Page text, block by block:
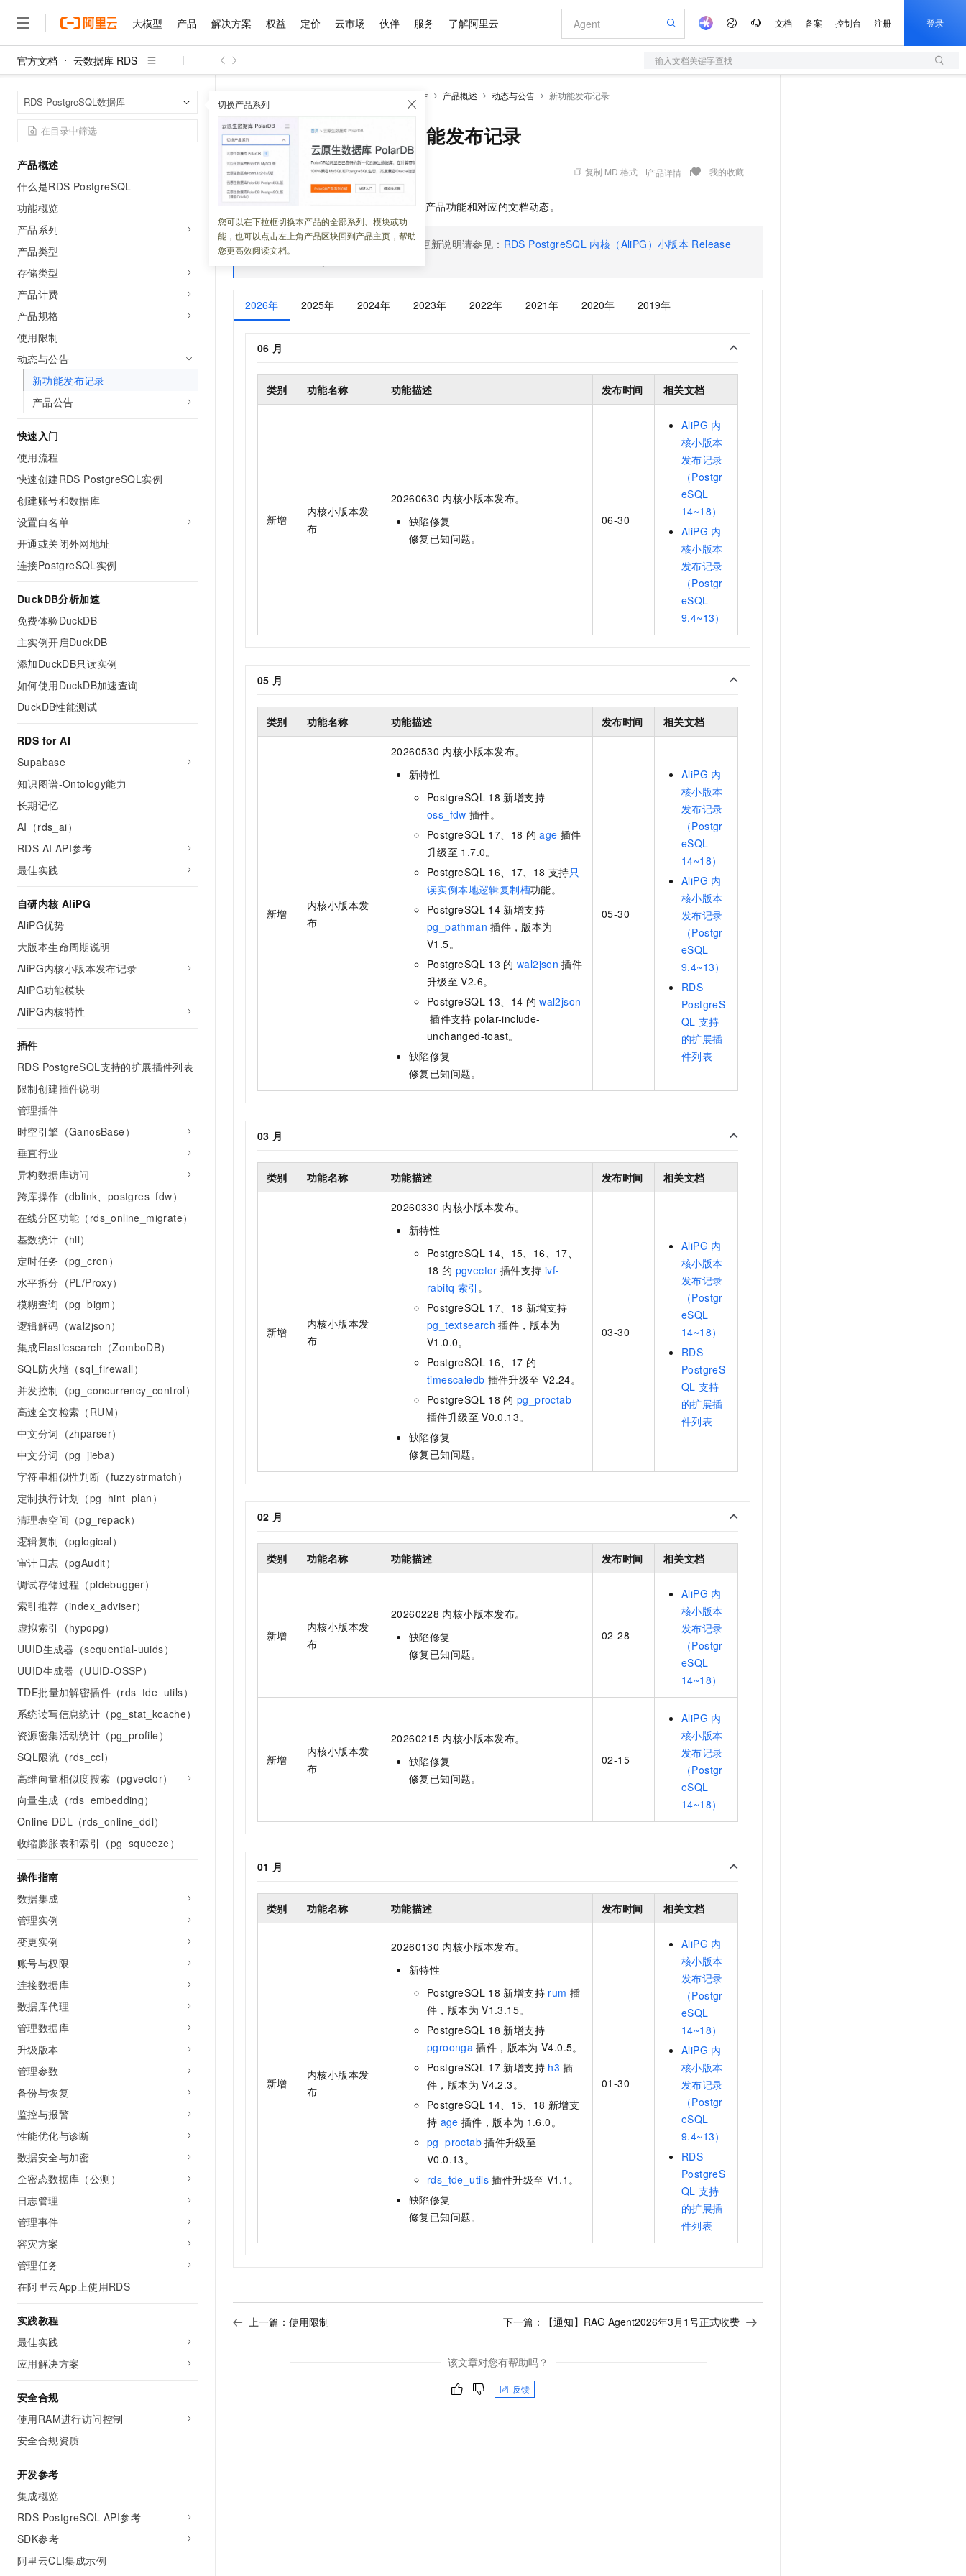
大模型 产品 解决方案 权益 定价 云市场 伙伴 服务 了解阿里云 文档 备案 控制台 注册 登录
官方文档 云数据库 RDS 输入文档关键字查找
RDS PostgreSQL数据库 切换产品系列
您可以在下拉框切换本产品的全部系列、模块或功
能，也可以点击左上角产品区块回到产品主页，帮助
您更高效阅读文档。
产品概述
什么是RDS PostgreSQL
功能概览
产品系列
产品类型
存储类型
产品计费
产品规格
使用限制
动态与公告
新功能发布记录
产品公告
快速入门
使用流程
快速创建RDS PostgreSQL实例
创建账号和数据库
设置白名单
开通或关闭外网地址
连接PostgreSQL实例
DuckDB分析加速
免费体验DuckDB
主实例开启DuckDB
添加DuckDB只读实例
如何使用DuckDB加速查询
DuckDB性能测试
RDS for AI
Supabase
知识图谱-Ontology能力
长期记忆
AI（rds_ai）
RDS AI API参考
最佳实践
自研内核 AliPG
AliPG优势
大版本生命周期说明
AliPG内核小版本发布记录
AliPG功能模块
AliPG内核特性
插件
RDS PostgreSQL支持的扩展插件列表
限制创建插件说明
管理插件
时空引擎（GanosBase）
垂直行业
异构数据库访问
跨库操作（dblink、postgres_fdw）
在线分区功能（rds_online_migrate）
基数统计（hll）
定时任务（pg_cron）
水平拆分（PL/Proxy）
模糊查询（pg_bigm）
逻辑解码（wal2json）
集成Elasticsearch（ZomboDB）
SQL防火墙（sql_firewall）
并发控制（pg_concurrency_control）
高速全文检索（RUM）
中文分词（zhparser）
中文分词（pg_jieba）
字符串相似性判断（fuzzystrmatch）
定制执行计划（pg_hint_plan）
清理表空间（pg_repack）
逻辑复制（pglogical）
审计日志（pgAudit）
调试存储过程（pldebugger）
索引推荐（index_adviser）
虚拟索引（hypopg）
UUID生成器（sequential-uuids）
UUID生成器（UUID-OSSP）
TDE批量加解密插件（rds_tde_utils）
系统读写信息统计（pg_stat_kcache）
资源密集活动统计（pg_profile）
SQL限流（rds_ccl）
高维向量相似度搜索（pgvector）
向量生成（rds_embedding）
Online DDL（rds_online_ddl）
收缩膨胀表和索引（pg_squeeze）
操作指南
数据集成
管理实例
变更实例
账号与权限
连接数据库
数据库代理
管理数据库
升级版本
管理参数
备份与恢复
监控与报警
性能优化与诊断
数据安全与加密
全密态数据库（公测）
日志管理
管理事件
容灾方案
管理任务
在阿里云App上使用RDS
实践教程
最佳实践
应用解决方案
安全合规
使用RAM进行访问控制
安全合规资质
开发参考
集成概览
RDS PostgreSQL API参考
SDK参考
阿里云CLI集成示例
RDS PostgreSQL数据库 产品概述 动态与公告 新功能发布记录
RDS PostgreSQL新功能发布记录
更新时间： 2026-07-10 05:54:42 复制 MD 格式 产品详情 我的收藏
的产品功能和对应的文档动态。
说明 RDS PostgreSQL 内核版本更新说明请参见： RDS PostgreSQL 内核（AliPG）小版本 Release
2026年 2025年 2024年 2023年 2022年 2021年 2020年 2019年
06 月
类别 功能名称 功能描述 发布时间 相关文档
新增
内核小版本发
布
20260630 内核小版本发布。
缺陷修复
修复已知问题。
06-30
AliPG 内
核小版本
发布记录
（Postgr
eSQL
14~18）
AliPG 内
核小版本
发布记录
（Postgr
eSQL
9.4~13）
05 月
类别 功能名称 功能描述 发布时间 相关文档
新增
内核小版本发
布
20260530 内核小版本发布。
新特性
PostgreSQL 18 新增支持
oss_fdw 插件。
PostgreSQL 17、18 的 age 插件
升级至 1.7.0。
PostgreSQL 16、17、18 支持只
读实例本地逻辑复制槽功能。
PostgreSQL 14 新增支持
pg_pathman 插件，版本为
V1.5。
PostgreSQL 13 的 wal2json 插件
升级至 V2.6。
PostgreSQL 13、14 的 wal2json
插件支持 polar-include-
unchanged-toast。
缺陷修复
修复已知问题。
05-30
AliPG 内
核小版本
发布记录
（Postgr
eSQL
14~18）
AliPG 内
核小版本
发布记录
（Postgr
eSQL
9.4~13）
RDS
PostgreS
QL 支持
的扩展插
件列表
03 月
类别 功能名称 功能描述 发布时间 相关文档
新增
内核小版本发
布
20260330 内核小版本发布。
新特性
PostgreSQL 14、15、16、17、
18 的 pgvector 插件支持 ivf-
rabitq 索引 。
PostgreSQL 17、18 新增支持
pg_textsearch 插件，版本为
V1.0.0。
PostgreSQL 16、17 的
timescaledb 插件升级至 V2.24。
PostgreSQL 18 的 pg_proctab
插件升级至 V0.0.13。
缺陷修复
修复已知问题。
03-30
AliPG 内
核小版本
发布记录
（Postgr
eSQL
14~18）
RDS
PostgreS
QL 支持
的扩展插
件列表
02 月
类别 功能名称 功能描述 发布时间 相关文档
新增
内核小版本发
布
20260228 内核小版本发布。
缺陷修复
修复已知问题。
02-28
AliPG 内
核小版本
发布记录
（Postgr
eSQL
14~18）
新增
内核小版本发
布
20260215 内核小版本发布。
缺陷修复
修复已知问题。
02-15
AliPG 内
核小版本
发布记录
（Postgr
eSQL
14~18）
01 月
类别 功能名称 功能描述 发布时间 相关文档
新增
内核小版本发
布
20260130 内核小版本发布。
新特性
PostgreSQL 18 新增支持 rum 插
件，版本为 V1.3.15。
PostgreSQL 18 新增支持
pgroonga 插件，版本为 V4.0.5。
PostgreSQL 17 新增支持 h3 插
件，版本为 V4.2.3。
PostgreSQL 14、15、18 新增支
持 age 插件，版本为 1.6.0。
pg_proctab 插件升级至
V0.0.13。
rds_tde_utils 插件升级至 V1.1。
缺陷修复
修复已知问题。
01-30
AliPG 内
核小版本
发布记录
（Postgr
eSQL
14~18）
AliPG 内
核小版本
发布记录
（Postgr
eSQL
9.4~13）
RDS
PostgreS
QL 支持
的扩展插
件列表
上一篇： 使用限制 下一篇： 【通知】RAG Agent2026年3月1号正式收费
该文章对您有帮助吗？
反馈
大模型
大模型服务平台百炼
大模型
文本生成
Qwen3.8-Max HOT
智能体时代全能旗舰模型
Qwen3.7-Plus
Qwen3-VL-Plus
Kimi 最新旗舰模型，长程编程与推理利器
Deepseek-v4-pro
GLM-5.2
让文字生成流畅细腻的高质量视频
Wan2.7-T2V
大模型服务 AI 应用构建
人工智能平台 PAI
大模型原生应用
面向真实软件的智能体编程平台
云端极速 AI 应用创作平台
产品
精选产品
人工智能与机器学习
容器
存储
网络与CDN
安全
中间件
数据库
媒体服务
企业服务与云通信
域名与网站
终端用户计算
Serverless
开发工具
迁移与运维管理
专有云
精选产品
大模型服务平台百炼
大模型服务与应用平台
千问大模型
多元化、高性能、安全可靠的大模型服务
无影云电脑
随时随地安全接入的云上超级电脑
云解析DNS
面向分析的企业级SaaS模式云数据仓库
域名与网站
提供智能易用的域名与建站服务
对象存储 OSS
人工智能平台 PAI 大模型
一站式AI开发、训练和推理服务
Qoder CN
提供一站式管理容器应用的 K8s 服务
全托管，含MySQL、PostgreSQL、SQL Server、MariaDB多引擎
云原生数据库 PolarDB
云原生的云上边界网络安全防护产品
解决方案
精选解决方案
AI
大数据
现代化应用
网络
可观测
政企业务
精选解决方案
千问办公，解锁你的工作新方式
企业级Agent产品，直接交付可用成果
Agency Agents：拥有专属领域专家
多领域专家智能体,一键组建 AI 虚拟交付团队
HappyHorse 打造一站式影视创作平台
快速拥有专属 OpenClaw
睿译宝，AI翻译排版一步到位
上传文档即自动完成翻译和格式还原
GLM-5.2：长任务时代开源旗舰模型
Hermes Agent，打造自进化智能体
自主进化，持久记忆，越用越聪明
Claude Code + GStack 打造工程团队
轻松解锁专属 DeepSeek-V4-Pro
低代码高效构建企业门户网站
权益 普惠上云
普惠上云 官方力荐
云服务器38元/年起，超值低价云产品抢先购
官方推荐返现计划
推荐新用户得奖励，单订单最高返9万
云工开物
高校专属算力普惠，学生认证享300元代金券
免费试用
最高领取价值200元试用点，立即开启云上创新
1亿+ 大模型 tokens 和 30+ 款产品免费体验
140+云产品 免费试用
产品新客免费试用，最长12个月
AI 特惠
智启 AI 普惠权益
至高享 1亿+免费 tokens，加速 Al 应用落地
阿里云 OPC 创新助力计划
至高百万元 Token 补贴，加速一人公司成长
Token Plan 模型订阅计划 NEW
Qwen3.8-Max 首发尝鲜，限时加量 10 倍，夜间低至2折
千问办公，限时限量积分加倍 NEW
送.CN域名，送备案服务码
AI 场景体验
从图文生成到视频创作，一键激活电商全链路生产力
AI 建站
AI助力短剧漫剧创作，剧本、分镜、视频高效生成
AI智能应用，一键激活高效办公新体验
智能客服
自动承接线索、识别商机，让客服更高效、服务更出色。
AI 活动
定价 产品定价
了解云产品的定价详情
云上成本管理
管理和优化成本
价格计算器
自助选配和估算价格
价格优势
推动算力普惠，释放技术红利
配置报价器
云市场 精选商城
网站建设
多端小程序
Salesforce 国际版订阅
友盟天域
观测云
Tuya 物联网平台阿里云版
蓝凌 OA
畅捷通
Tableau 订阅
生态解决方案
数据与 API
数据集
手机三要素
身份实名认证
短信
OCR 文字识别
发票查验
天气预报查询
CRM
广告营销
基础软件
全能环境
建站小程序
定制小程序
专业服务
伙伴 成为销售伙伴
分销伙伴
咨询伙伴
销售伙伴合作计划
Salesforce On Alibaba Cloud
Consulting Partner 合作计划
成为产品伙伴
产品生态集成认证中心
产品生态伙伴
产品生态伙伴工作台
产品伙伴合作计划
Salesforce On Alibaba Cloud ISV 合作
计划
服务伙伴合作计划
服务 售前咨询
在线服务
售后服务
自助服务
工单服务
短信专区
企业增值服务
企业支持计划
专家技术服务
企业增值服务台
企业成长
服务实践
阿里云认证 开发者社区
了解阿里云 为什么选择阿里云
什么是云计算
技术领先
稳定可靠
安全合规
分析师报告
研究报告与白皮书
天池大赛
AI 算法大赛
最佳实践
云上春晚
云上奥运之旅
云栖战略参考
云上的中国
看见新力量
金融模力时刻
客户案例
市场活动
高校合作
加入我们